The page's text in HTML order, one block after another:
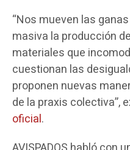
“Nos mueven las
masiva la producción
materiales que
cuestionan las
proponen nuevas
de la praxis colectiva”,
oficial.